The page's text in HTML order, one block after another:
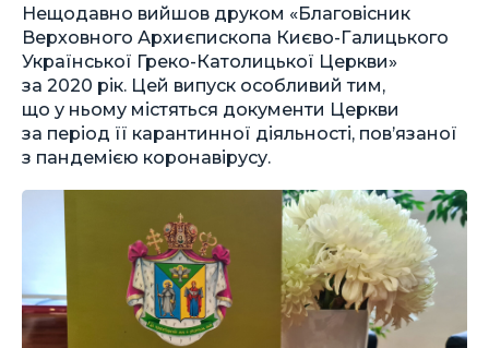
Нещодавно вийшов друком «Благовісник
Верховного Архиєпископа Києво-Галицького
Української Греко-Католицької Церкви»
за 2020 рік. Цей випуск особливий тим,
що у ньому містяться документи Церкви
за період її карантинної діяльності, пов’язаної
з пандемією коронавірусу.